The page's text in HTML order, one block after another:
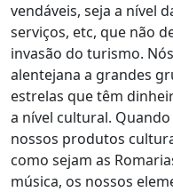
vendáveis, seja a nível
serviços, etc, que não
invasão do turismo.
alentejana a grandes
estrelas que têm
a nível cultural.
nossos produtos
como sejam as
música, os nossos